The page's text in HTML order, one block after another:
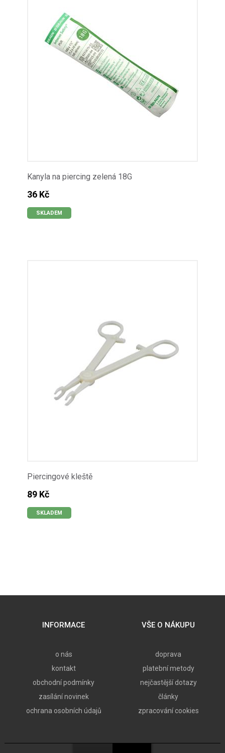
Kanyla na piercing zelená 18G
36 Kč
SKLADEM
Piercingové kleště
89 Kč
SKLADEM
INFORMACE
o nás
kontakt
obchodní podmínky
zasílání novinek
ochrana osobních údajů
VŠE O NÁKUPU
doprava
platební metody
nejčastější dotazy
články
zpracování cookies